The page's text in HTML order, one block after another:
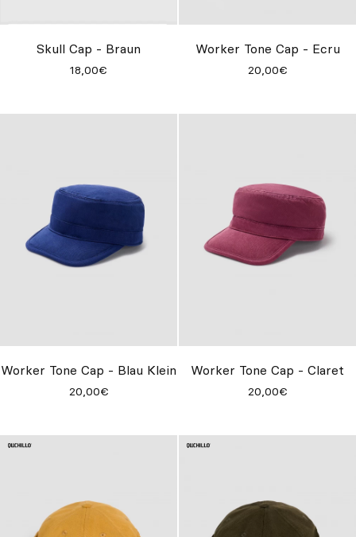
Inspiration
Contact
with
Qooqer
by
Whatsapp
with
Qooqer
by
Phone
Skull Cap - Braun
18,00€
Worker Tone Cap - Ecru
20,00€
Worker Tone Cap - Blau Klein
20,00€
Worker Tone Cap - Claret
20,00€